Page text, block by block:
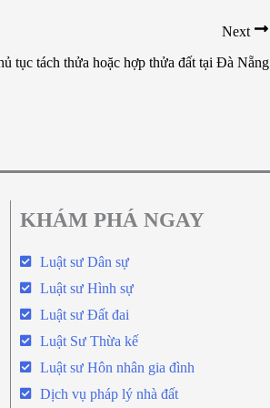
Next
tục tách thửa hoặc hợp thửa đất tại Đà Nẵng
KHÁM PHÁ NGAY
Luật sư Dân sự
Luật sư Hình sự
Luật sư Đất đai
Luật Sư Thừa kế
Luật sư Hôn nhân gia đình
Dịch vụ pháp lý nhà đất